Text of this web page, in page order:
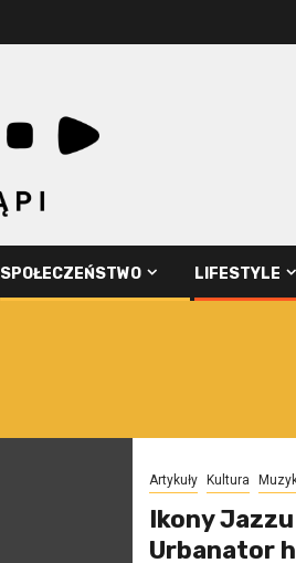
SPOŁECZEŃSTWO LIFESTYLE
Artykuły Kultura
Ikony Jazzu
Urbanator